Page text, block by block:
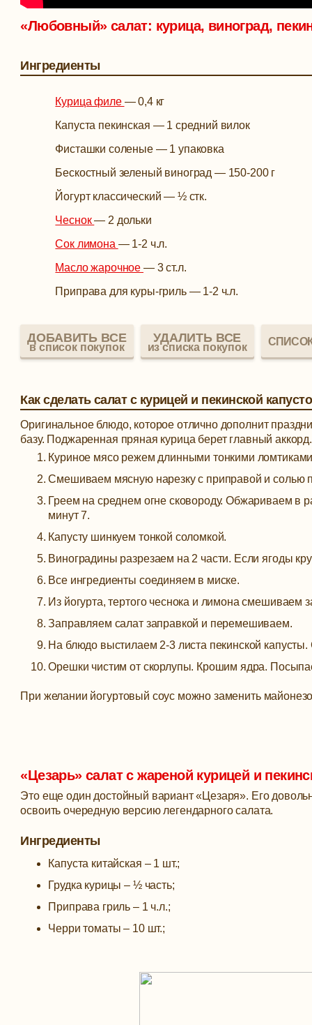
«Любовный» салат: курица, виноград,
Ингредиенты
Курица филе —0,4 кг
Капуста пекинская — 1 средний вилок
Фисташки соленые — 1 упаковка
Бескостный зеленый виноград — 150-200 г
Йогурт классический— ½ стк.
Чеснок— 2 дольки
Сок лимона — 1-2 ч.л.
Масло жарочное— 3 ст.л.
Приправа для куры-гриль — 1-2 ч.л.
ДОБАВИТЬ ВСЕ
в список покупок
УДАЛИТЬ ВСЕ
из списка покупок
Как сделать салат с курицей и пекинской
Оригинальное блюдо, которое отлично дополнит
базу. Поджаренная пряная курица берет главный
Куриное мясо режем длинными тонкими
Смешиваем мясную нарезку с приправой и солью
Греем на среднем огне сковороду. Обжариваем в
минут 7.
Капусту шинкуем тонкой соломкой.
Виноградины разрезаем на 2 части. Если ягоды
Все ингредиенты соединяем в миске.
Из йогурта, тертого чеснока и лимона смешиваем
Заправляем салат заправкой и перемешиваем.
На блюдо выстилаем 2-3 листа пекинской
Орешки чистим от скорлупы. Крошим ядра.
При желании йогуртовый соус можно заменить
«Цезарь» салат с жареной курицей и
Это еще один достойный вариант «Цезаря». Его
освоить очередную версию легендарного салата.
Ингредиенты
Капуста китайская – 1 шт.;
Грудка курицы – ½ часть;
Приправа гриль – 1 ч.л.;
Черри томаты – 10 шт.;